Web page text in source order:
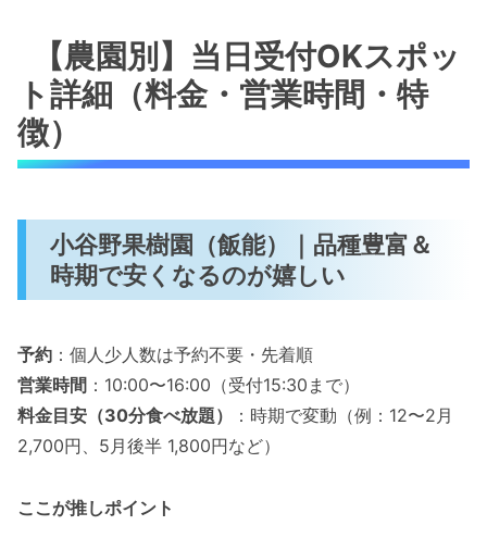
【農園別】当日受付OKスポッ
ト詳細（料金・営業時間・特
徴）
小谷野果樹園（飯能）｜品種豊富＆
時期で安くなるのが嬉しい
予約 ：個人少人数は予約不要・先着順
営業時間 ：10:00〜16:00（受付15:30まで）
料金目安（30分食べ放題）
：時期で変動（例：12〜2月
2,700円、5月後半 1,800円など）
ここが推しポイント